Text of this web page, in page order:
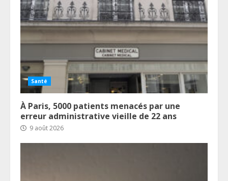
Santé
À Paris, 5000 patients menacés par une
erreur administrative vieille de 22 ans
9 août 2026